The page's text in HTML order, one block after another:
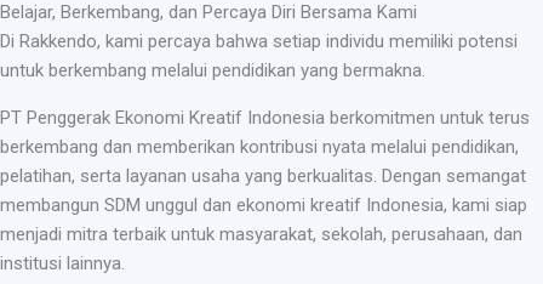
Belajar, Berkembang, dan Percaya Diri Bersama Kami
Di Rakkendo, kami percaya bahwa setiap individu memiliki potensi
untuk berkembang melalui pendidikan yang bermakna.
PT Penggerak Ekonomi Kreatif Indonesia berkomitmen untuk terus
berkembang dan memberikan kontribusi nyata melalui pendidikan,
pelatihan, serta layanan usaha yang berkualitas. Dengan semangat
membangun SDM unggul dan ekonomi kreatif Indonesia, kami siap
menjadi mitra terbaik untuk masyarakat, sekolah, perusahaan, dan
institusi lainnya.